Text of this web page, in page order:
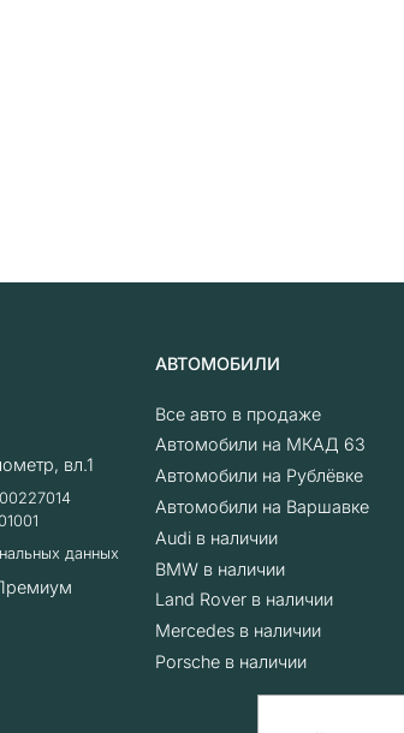
вл.1
данных
АВТОМОБИЛИ
Все авто в продаже
Автомобили на МКАД 63
Автомобили на Рублёвке
Автомобили на Варшавке
Audi в наличии
BMW в наличии
Land Rover в наличии
Mercedes в наличии
Porsche в наличии